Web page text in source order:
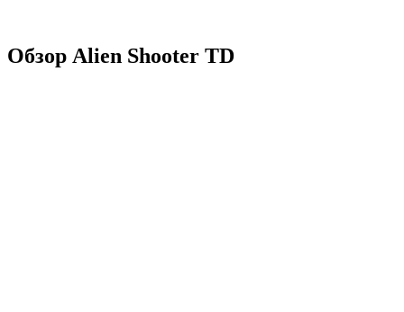
Обзор Alien Shooter TD